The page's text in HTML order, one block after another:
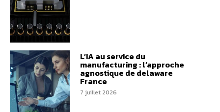
L’IA au service du
manufacturing : l’approche
agnostique de delaware
France
7 juillet 2026